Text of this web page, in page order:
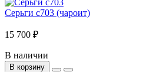
Серьги с703 (чароит)
15 700 ₽
В наличии
В корзину